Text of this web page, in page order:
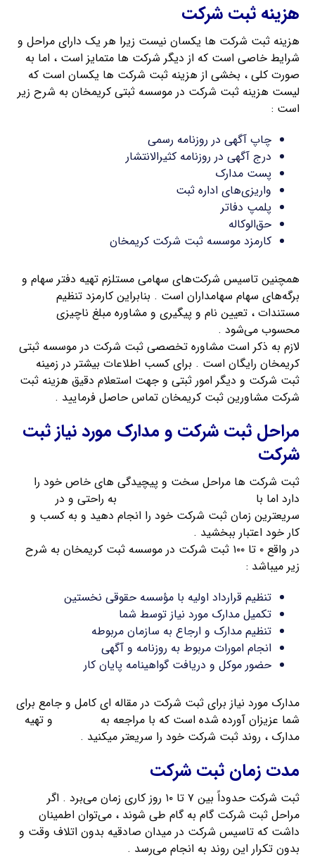
هزینه ثبت شرکت
هزینه ثبت شرکت ها یکسان نیست زیرا هر یک دارای مراحل و
شرایط خاصی است که از دیگر شرکت ها متمایز است ، اما به
صورت کلی ، بخشی از هزینه ثبت شرکت ها یکسان است که
لیست هزینه ثبت شرکت در موسسه ثبتی کریمخان به شرح زیر
است :
چاپ آگهی در روزنامه رسمی
درج آگهی در روزنامه کثیرالانتشار
پست مدارک
واریزی‌های اداره ثبت
پلمپ دفاتر
حق‌الوکاله
کارمزد موسسه ثبت شرکت کریمخان
همچنین تاسیس شرکت‌های سهامی مستلزم تهیه دفتر سهام و
برگه‌های سهام سهامداران است . بنابراین کارمزد تنظیم
مستندات ، تعیین نام و پیگیری و مشاوره مبلغ ناچیزی
محسوب می‌شود .
لازم به ذکر است مشاوره تخصصی ثبت شرکت در موسسه ثبتی
کریمخان رایگان است . برای کسب اطلاعات بیشتر در زمینه
ثبت شرکت و دیگر امور ثبتی و جهت استعلام دقیق هزینه ثبت
شرکت مشاورین ثبت کریمخان تماس حاصل فرمایید .
مراحل ثبت شرکت و مدارک مورد نیاز ثبت
شرکت
ثبت شرکت ها مراحل سخت و پیچیدگی های خاص خود را
دارد اما با
به راحتی و در
سریعترین زمان ثبت شرکت خود را انجام دهید و به کسب و
کار خود اعتبار ببخشید .
در واقع ۰ تا ۱۰۰ ثبت شرکت در موسسه ثبت کریمخان به شرح
زیر میباشد :
تنظیم قرارداد اولیه با مؤسسه حقوقی نخستین
تکمیل مدارک مورد نیاز توسط شما
تنظیم مدارک و ارجاع به سازمان مربوطه
انجام امورات مربوط به روزنامه و آگهی
حضور موکل و دریافت گواهینامه پایان کار
مدارک مورد نیاز برای ثبت شرکت در مقاله ای کامل و جامع برای
شما عزیزان آورده شده است که با مراجعه به
و تهیه
مدارک ، روند ثبت شرکت خود را سریعتر میکنید .
مدت زمان ثبت شرکت
ثبت شرکت حدوداً بین ۷ تا ۱۰ روز کاری زمان می‌برد . اگر
مراحل ثبت شرکت گام به گام طی شوند ، می‌توان اطمینان
داشت که تاسیس شرکت در میدان صادقیه بدون اتلاف وقت و
بدون تکرار این روند به انجام می‌رسد .